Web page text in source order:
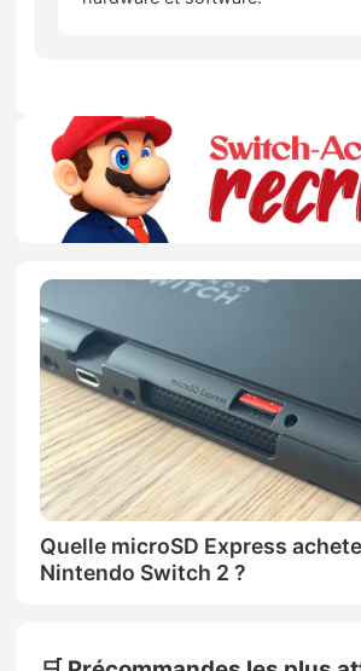
Quelle microSD Express
Nintendo Switch 2 ?